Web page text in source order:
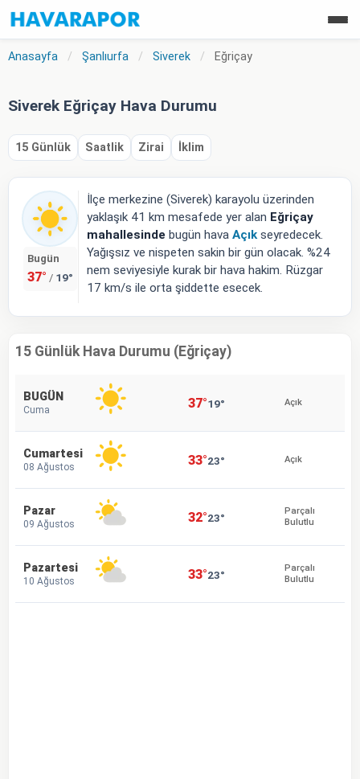
Anasayfa / Şanlıurfa / Siverek / Eğriçay
Siverek Eğriçay Hava Durumu
15 Günlük Saatlik Zirai İklim
Bugün
37° / 19°
İlçe merkezine (Siverek) karayolu üzerinden
yaklaşık 41 km mesafede yer alan Eğriçay
mahallesinde bugün hava Açıkseyredecek.
Yağışsız ve nispeten sakin bir gün olacak. %24
nem seviyesiyle kurak bir hava hakim. Rüzgar
17 km/s ile orta şiddette esecek.
15 Günlük Hava Durumu (Eğriçay)
BUGÜN
Cuma 37°19° Açık
Cumartesi
08 Ağustos 33°23° Açık
Pazar
09 Ağustos 32°23°
Parçalı
Bulutlu
Pazartesi
10 Ağustos 33°23°
Parçalı
Bulutlu